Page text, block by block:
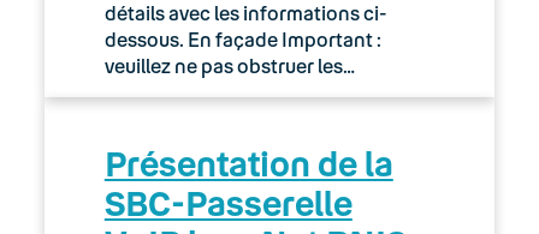
Keyyo for Teams
Keyyo Phone
05. Téléphonie Mobile
détails avec les informations ci-
dessous. En façade Important :
veuillez ne pas obstruer les…
Présentation de la
SBC-Passerelle